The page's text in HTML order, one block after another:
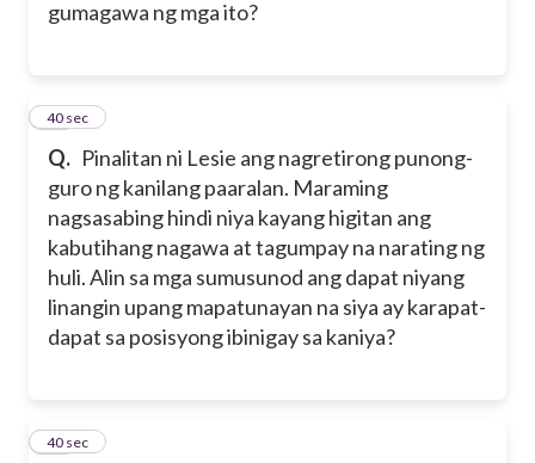
gumagawa ng mga ito?
Q. Pinalitan ni Lesie ang nagretirong punong-
guro ng kanilang paaralan. Maraming
nagsasabing hindi niya kayang higitan ang
kabutihang nagawa at tagumpay na narating ng
huli. Alin sa mga sumusunod ang dapat niyang
linangin upang mapatunayan na siya ay karapat-
dapat sa posisyong ibinigay sa kaniya?
17
40 sec
18
40 sec